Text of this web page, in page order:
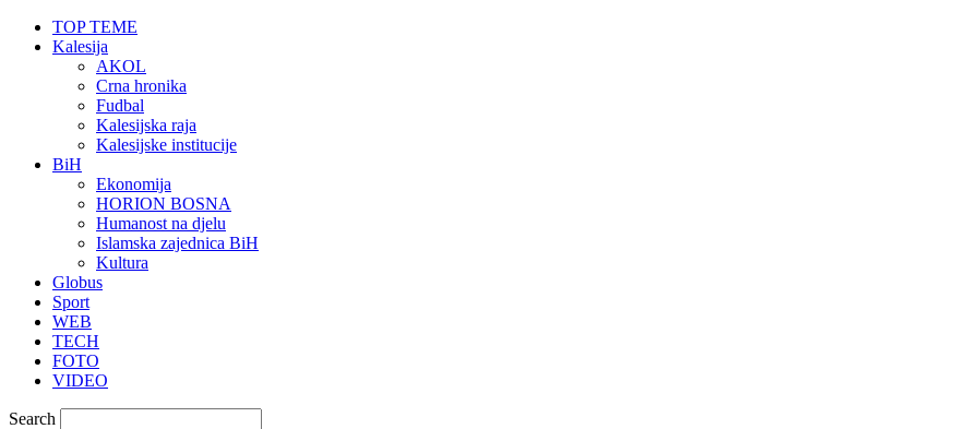
TOP TEME
Kalesija
AKOL
Crna hronika
Fudbal
Kalesijska raja
Kalesijske institucije
BiH
Ekonomija
HORION BOSNA
Humanost na djelu
Islamska zajednica BiH
Kultura
Globus
Sport
WEB
TECH
FOTO
VIDEO
Search